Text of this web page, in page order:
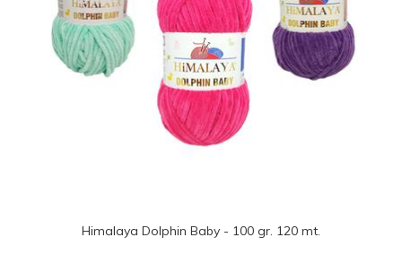
Himalaya Dolphin Baby - 100 gr. 120 mt.